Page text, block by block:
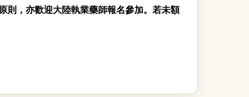
則，亦歡迎大陸執業藥師報名參加。若未額